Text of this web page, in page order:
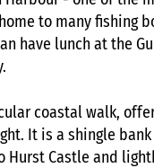
to many fishing
have lunch at the
coastal walk,
It is a shingle
Castle and